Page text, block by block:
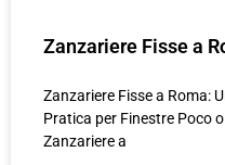
Zanzariere Fisse a
Zanzariere Fisse a Roma:
Pratica per Finestre Poco
Zanzariere a